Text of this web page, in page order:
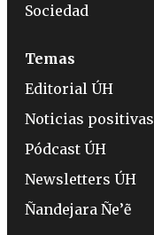
Sociedad
Temas
Editorial ÚH
Noticias positivas
Pódcast ÚH
Newsletters ÚH
Ñandejara Ñe’ẽ